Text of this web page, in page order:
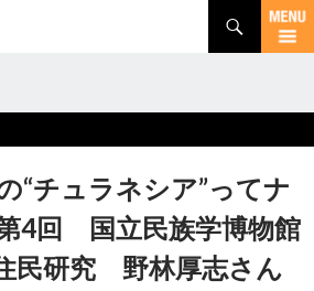
“チュラネシア”ってナ
4回 国立民族学博物館
民研究 野林厚志さん